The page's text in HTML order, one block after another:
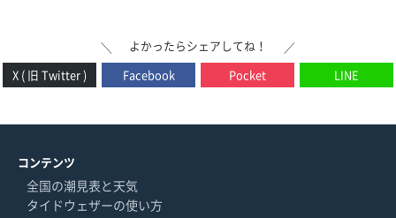
＼ よかったらシェアしてね！
／
X ( 旧 Twitter )
Facebook Pocket LINE
コンテンツ
全国の潮見表と天気
タイドウェザーの使い方